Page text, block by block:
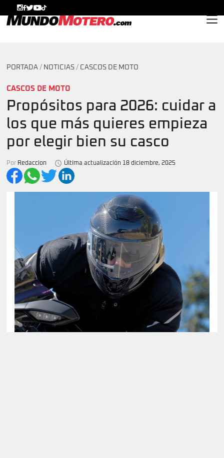
PORTADA / NOTICIAS / CASCOS DE MOTO
CASCOS DE MOTO
Propósitos para 2026: cuidar a
los que más quieres empieza
por elegir bien su casco
Por Redaccion Última actualización 18 diciembre, 2025